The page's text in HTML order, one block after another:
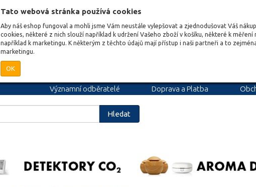
Tato webová stránka používá cookies
Aby náš eshop fungoval a mohli jsme Vám neustále vylepšovat a zjednodušovat Váš
cookies, některé z nich slouží například k udržení Vašeho zboží v košíku, některé k měření
například k marketingu. K některým z těchto údajů mají přístup i naši partneři a to
marketingu.
OK
Významní odběratelé Doprava a Platba
Hledat